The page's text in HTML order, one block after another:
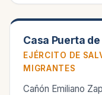
Casa Puerta
EJÉRCITO DE
MIGRANTES
Cañón Emiliano